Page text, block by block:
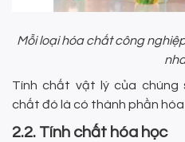
Mỗi loại hóa chất công
Tính chất vật lý của chúng
chất đó là có thành phần hóa
2.2. Tính chất hóa học